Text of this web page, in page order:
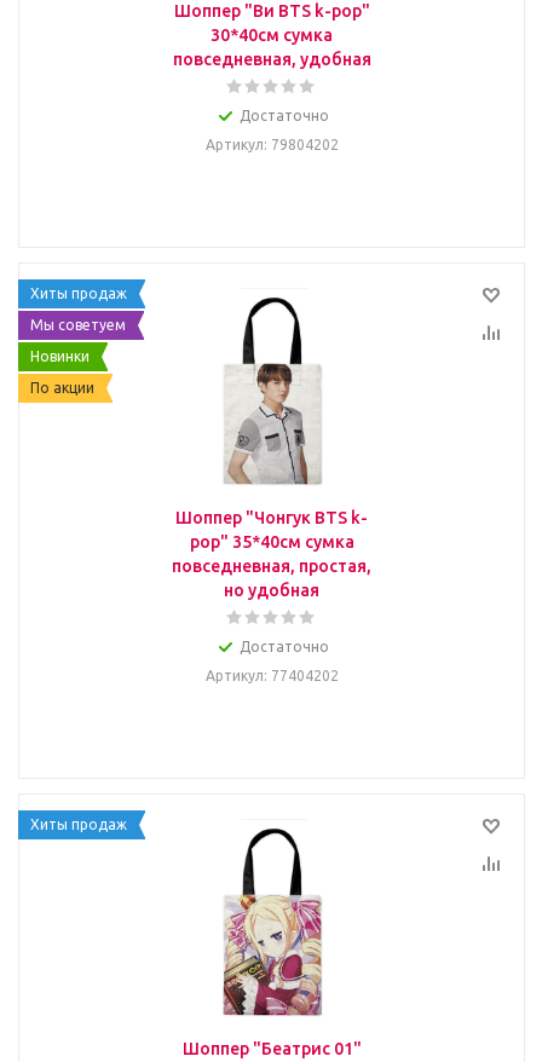
Шоппер "Ви BTS k-pop"
30*40см сумка
повседневная, удобная
Достаточно
Артикул: 79804202
Хиты продаж
Мы советуем
Новинки
По акции
Шоппер "Чонгук BTS k-
pop" 35*40см сумка
повседневная, простая,
но удобная
Достаточно
Артикул: 77404202
Хиты продаж
Шоппер "Беатрис 01"